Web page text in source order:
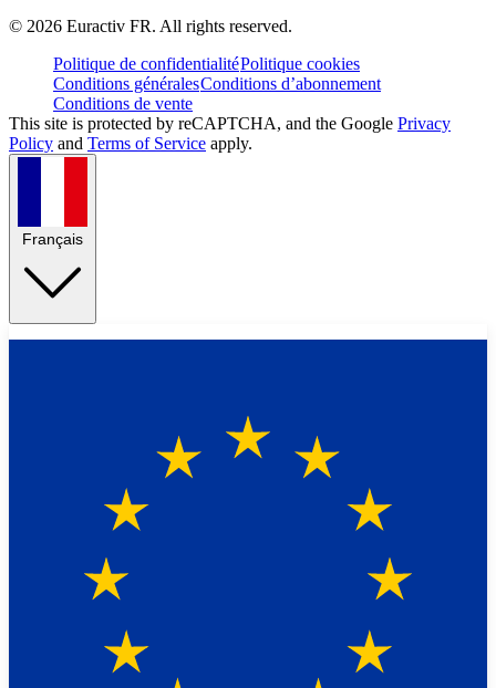
© 2026 Euractiv FR. All rights reserved.
Politique de confidentialitéPolitique cookies
Conditions généralesConditions d’abonnement
Conditions de vente
This site is protected by reCAPTCHA, and the Google Privacy
Policy and Terms of Service apply.
Français